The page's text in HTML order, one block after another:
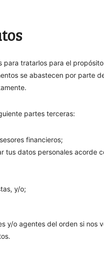
para tratarlos para el
se abastecen por parte
partes terceras:
financieros;
tus datos personales acorde
y/o;
y/o agentes del orden si nos